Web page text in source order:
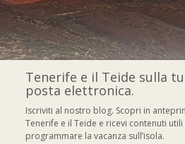
Tenerife e il Teide sulla
posta elettronica.
Iscriviti al nostro blog. Scopri in
Tenerife e il Teide e ricevi contenuti
programmare la vacanza sull’isola.